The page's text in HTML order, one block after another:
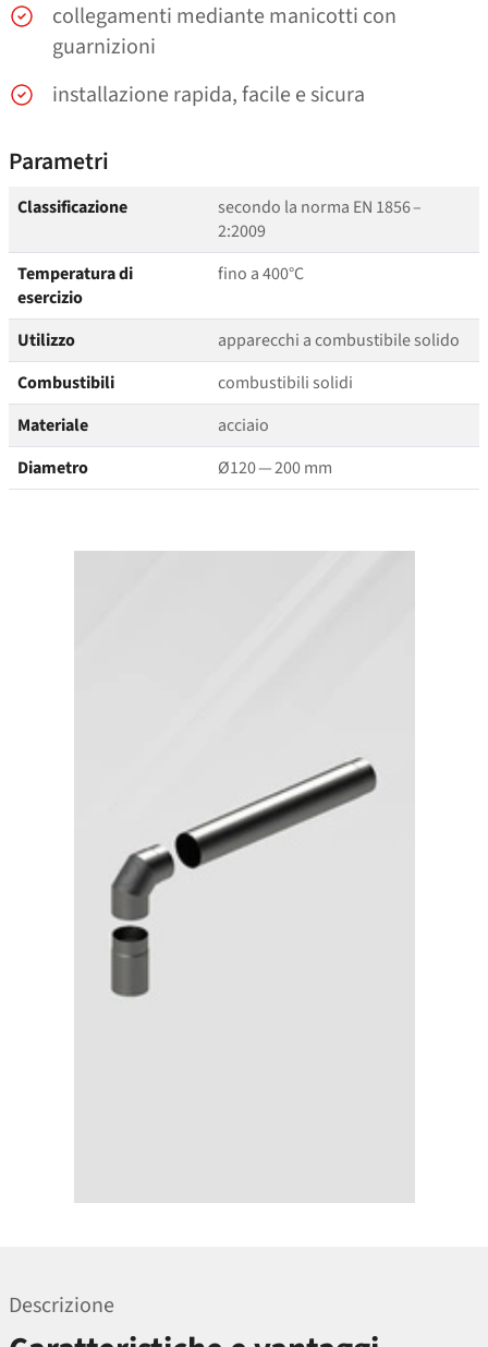
collegamenti mediante manicotti con
guarnizioni
installazione rapida, facile e sicura
Parametri
Classificazione
secondo la norma EN 1856 –
2:2009
Temperatura di
esercizio
fino a 400°C
Utilizzo
apparecchi a combustibile solido
Combustibili
combustibili solidi
Materiale
acciaio
Diametro
Ø120 — 200 mm
Descrizione